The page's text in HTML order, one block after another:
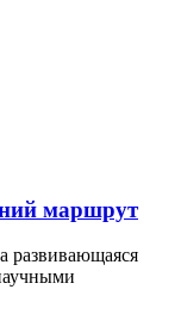
маршрут
развивающаяся